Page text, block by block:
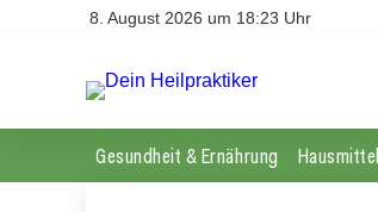
8. August 2026 um 18:23 Uhr
Gesundheit & Ernährung Hausmittel